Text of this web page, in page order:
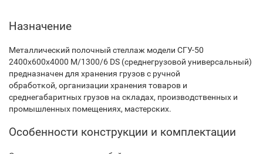
Назначение
Металлический полочный стеллаж модели СГУ-50
2400х600х4000 М/1300/6 DS (среднегрузовой универсальный)
предназначен для хранения грузов с ручной
обработкой, организации хранения товаров и
среднегабаритных грузов на складах, производственных и
промышленных помещениях, мастерских.
Особенности конструкции и комплектации